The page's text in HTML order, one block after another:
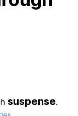
suspense.